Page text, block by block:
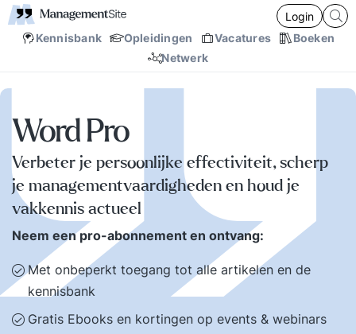
Kennisbank Opleidingen Vacatures
Boeken
Netwerk
Login
Word Pro
Verbeter je persoonlijke effectiviteit, scherp
je managementvaardigheden en houd je
vakkennis actueel
Neem een pro-abonnement en ontvang:
Met onbeperkt toegang tot alle artikelen en de
kennisbank
Gratis Ebooks en kortingen op events & webinars